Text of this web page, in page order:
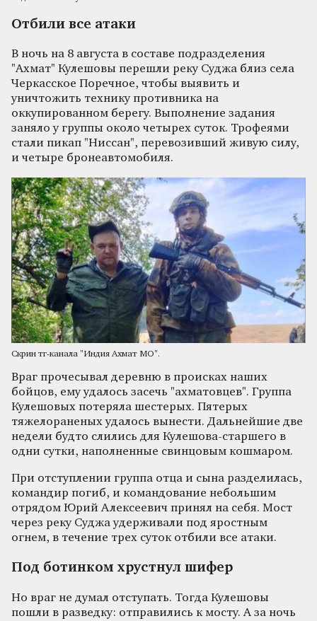
Отбили все атаки
В ночь на 8 августа в составе подразделения
"Ахмат" Кулешовы перешли реку Суджа близ села
Черкасское Поречное, чтобы выявить и
уничтожить технику противника на
оккупированном берегу. Выполнение задания
заняло у группы около четырех суток. Трофеями
стали пикап "Ниссан", перевозивший живую силу,
и четыре бронеавтомобиля.
Скрин тг-канала "Индия Ахмат МО".
Враг прочесывал деревню в происках наших
бойцов, ему удалось засечь "ахматовцев". Группа
Кулешовых потеряла шестерых. Пятерых
тяжелораненых удалось вынести. Дальнейшие две
недели будто слились для Кулешова-старшего в
одни сутки, наполненные свинцовым кошмаром.
При отступлении группа отца и сына разделилась,
командир погиб, и командование небольшим
отрядом Юрий Алексеевич принял на себя. Мост
через реку Суджа удерживали под яростным
огнем, в течение трех суток отбили все атаки.
Под ботинком хрустнул шифер
Но враг не думал отступать. Тогда Кулешовы
пошли в разведку: отправились к мосту. А за ночь